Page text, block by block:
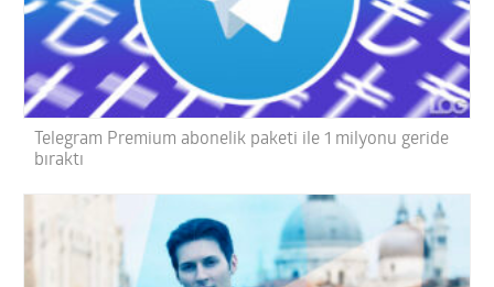
Telegram Premium abonelik paketi ile 1 milyonu geride
bıraktı